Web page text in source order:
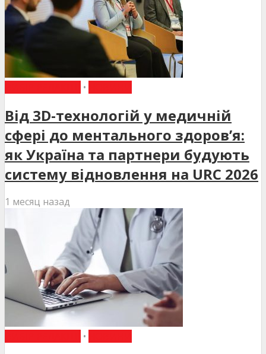
•
Від 3D-технологій у медичній
сфері до ментального здоров’я:
як Україна та партнери будують
систему відновлення на URC 2026
1 месяц назад
•